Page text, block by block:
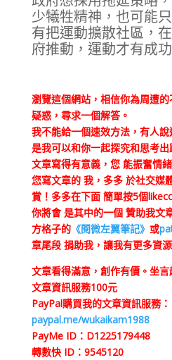
少犧牲精神，也可能
有把運動擴散社區，
府推動，運動才有成
瀏覽這個網站，相信你為周遭
疑惑，尋求一個解答。
我不能給一個速效方法，有人
是我可以和你一起探究和思考出
文章寫得有意義，您 能振奮情
您寫文章的 我，多多 於社交媒
賞！多多在下面 簡單按5個
你將會 是其中的一個 贊助我文
方格子的《閱微左翼筆記》 或
章尾段 捐助我，讓我有更多資
文章看得滿意，創作有價。坐
文章資訊服務100元
PayPal購買我的文章資訊服務：
paypal.me/wukaikam1988
PayMe ID：D1225179448
轉數快 ID：9545120